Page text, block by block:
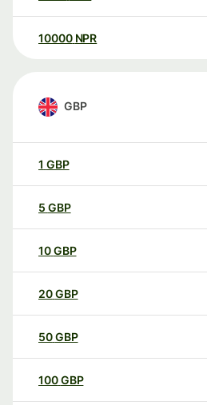
10000 NPR
GBP
1 GBP
5 GBP
10GBP
20GBP
50GBP
100GBP